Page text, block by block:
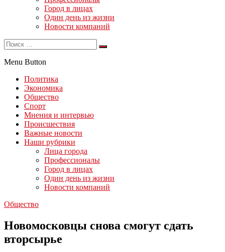
Город в лицах
Один день из жизни
Новости компаний
Menu Button
Политика
Экономика
Общество
Спорт
Мнения и интервью
Происшествия
Важные новости
Наши рубрики
Лица города
Профессионалы
Город в лицах
Один день из жизни
Новости компаний
Общество
Новомосковцы снова смогут сдать
вторсырье